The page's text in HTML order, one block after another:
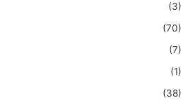
(3)
(70)
(7)
(1)
(38)